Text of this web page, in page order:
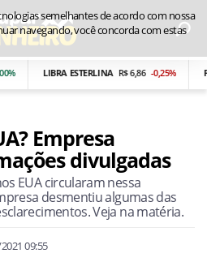
LIBRA ESTERLINA R$ 6,86 -0,25%
Empresa
divulgadas
EUA circularam nessa
desmentiu algumas das
Veja na matéria.
09:55
semelhantes de acordo com nossa
navegando, você concorda com estas